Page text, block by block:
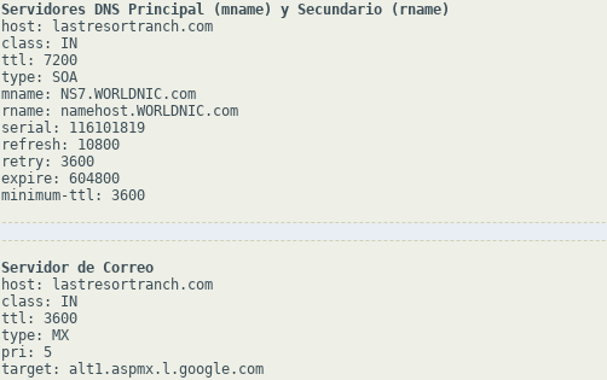
Servidores DNS Principal (mname) y Secundario (rname)
host: lastresortranch.com
class: IN
ttl: 7200
type: SOA
mname: NS7.WORLDNIC.com
rname: namehost.WORLDNIC.com
serial: 116101819
refresh: 10800
retry: 3600
expire: 604800
minimum-ttl: 3600
Servidor de Correo
host: lastresortranch.com
class: IN
ttl: 3600
type: MX
pri: 5
target: alt1.aspmx.l.google.com